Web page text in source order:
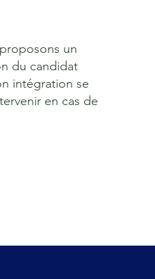
un
du candidat
intégration se
en cas de